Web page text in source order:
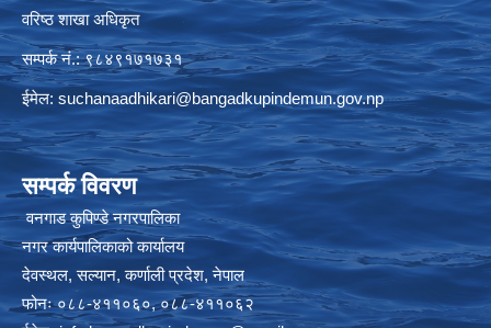
वरिष्ठ शाखा अधिकृत
सम्पर्क नं.: ९८४९१७१७३१
ईमेल: suchanaadhikari@bangadkupindemun.gov.np
सम्पर्क विवरण
वनगाड कुपिण्डे नगरपालिका
नगर कार्यपालिकाको कार्यालय
देवस्थल, सल्यान, कर्णाली प्रदेश, नेपाल
फोनः ०८८-४११०६०, ०८८-४११०६२